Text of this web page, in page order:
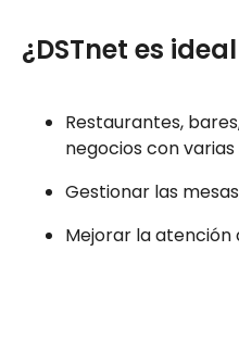
¿DSTnet es
Restaurantes,
negocios con varias
Gestionar las
Mejorar la atención